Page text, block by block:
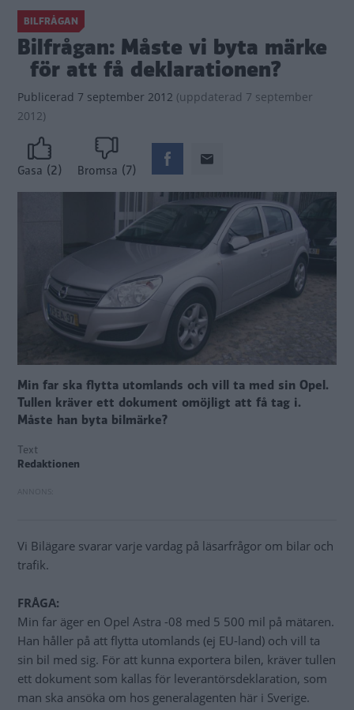
BILFRÅGAN
Bilfrågan: Måste vi byta märke
för att få deklarationen?
Publicerad 7 september 2012 (uppdaterad 7 september
2012)
Gasa (2) Bromsa (7)
Min far ska flytta utomlands och vill ta med sin Opel.
Tullen kräver ett dokument omöjligt att få tag i.
Måste han byta bilmärke?
Text
Redaktionen
Vi Bilägare svarar varje vardag på läsarfrågor om bilar och
trafik.
FRÅGA:
Min far äger en Opel Astra -08 med 5 500 mil på mätaren.
Han håller på att flytta utomlands (ej EU-land) och vill ta
sin bil med sig. För att kunna exportera bilen, kräver tullen
ett dokument som kallas för leverantörsdeklaration, som
man ska ansöka om hos generalagenten här i Sverige.